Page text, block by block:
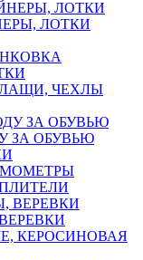
ЛОТКИ
ЧЕХЛЫ
ЗА ОБУВЬЮ